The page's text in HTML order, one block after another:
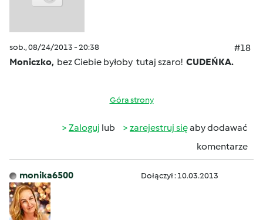
sob., 08/24/2013 - 20:38
#18
Moniczko, bez Ciebie byłoby tutaj szaro! CUDEŃKA.
Góra strony
Zaloguj lub zarejestruj sięaby dodawać
komentarze
monika6500 Dołączył : 10.03.2013